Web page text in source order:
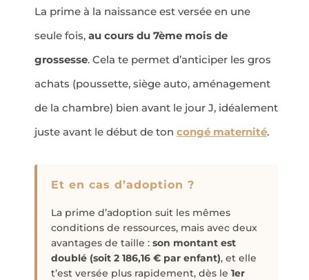
La prime à la naissance est versée en une
seule fois, au cours du 7ème mois de
grossesse. Cela te permet d’anticiper les gros
achats (poussette, siège auto, aménagement
de la chambre) bien avant le jour J, idéalement
juste avant le début de ton congé maternité.
Et en cas d’adoption ?
La prime d’adoption suit les mêmes
conditions de ressources, mais avec deux
avantages de taille : son montant est
doublé (soit 2 186,16 € par enfant), et elle
t’est versée plus rapidement, dès le 1er